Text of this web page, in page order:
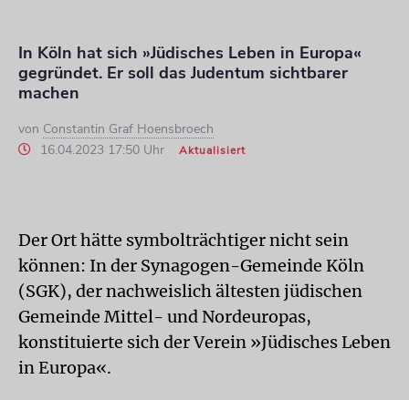
In Köln hat sich »Jüdisches Leben in Europa«
gegründet. Er soll das Judentum sichtbarer
machen
von Constantin Graf Hoensbroech
16.04.2023 17:50 Uhr
Aktualisiert
Der Ort hätte symbolträchtiger nicht sein
können: In der Synagogen-Gemeinde Köln
(SGK), der nachweislich ältesten jüdischen
Gemeinde Mittel- und Nordeuropas,
konstituierte sich der Verein »Jüdisches Leben
in Europa«.